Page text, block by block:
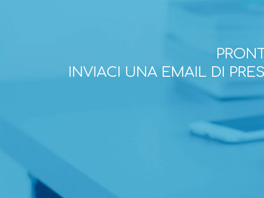
INVIACI UNA EMAIL DI